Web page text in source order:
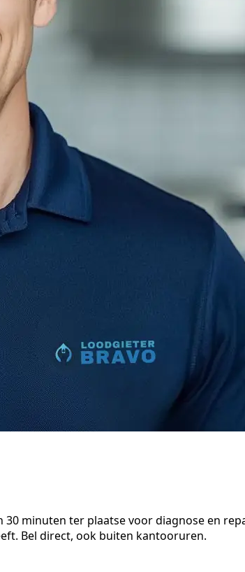
minuten ter plaatse voor diagnose en
Bel direct, ook buiten kantooruren.